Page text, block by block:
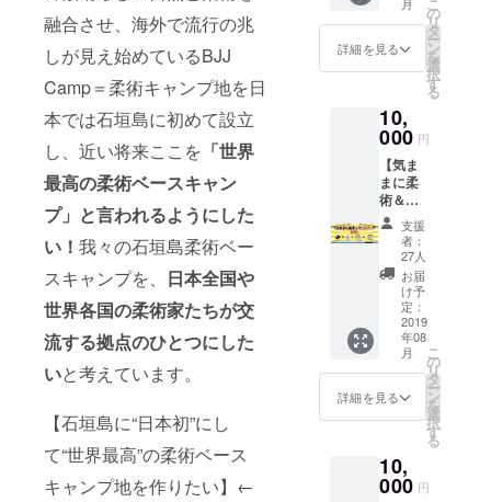
融合させ、海外で流行の兆
しが見え始めているBJJ
Camp＝柔術キャンプ地を日
本では石垣島に初めて設立
し、近い将来ここを 「世界
最高の柔術ベースキャン
プ」と言われるようにした
い！ 我々の石垣島柔術ベー
スキャンプを、 日本全国や
世界各国の柔術家たちが交
流する拠点のひとつにした
いと考えています。
【石垣島に“日本初”にし
て“世界最高”の柔術ベース
キャンプ地を作りたい】←
指導・
ウェイ
トト
として
もご利
用頂け
ます。
ス（短
期ダイ
エット
プログ
ラム、
身術中
級マス
タープ
ログラ
ムも選
択OK）
※初回利
用時か
ら3ヶ月
間、柔
術など
の各ク
ラスに
出放題
※フリー
パスは
ご友人
て頂く
ことが
詳細を見る
の
リ
タ
ー
ン
を
選
択
す
る
10,
000 円
【気ま
まに柔
術＆マ
リンプ
ラン】
・柔術
クラス
参加券
×7枚
※チケッ
ト1枚
で、柔
術など
の各ク
ラスに1
回参加
す。
※チケッ
トは、
支援
者：
27人
お届
け予
定：
2019
年08
月
詳細を見る
こ
の
リ
タ
ー
ン
を
選
択
す
る
10,
000 円